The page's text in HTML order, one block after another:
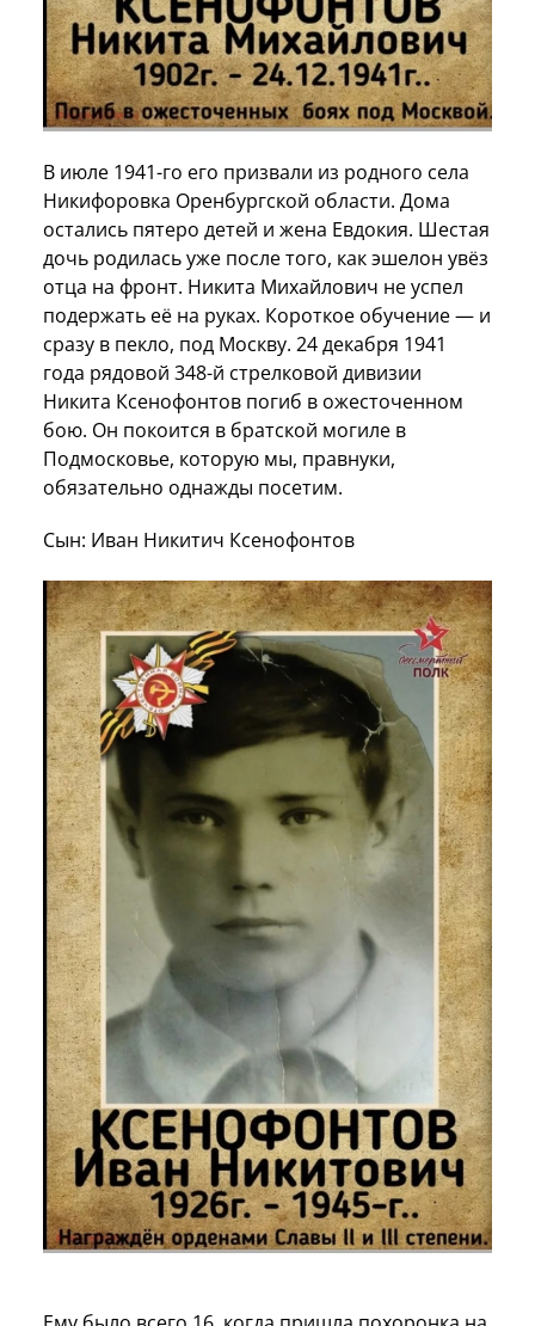
В июле 1941-го его призвали из родного села
Никифоровка Оренбургской области. Дома
остались пятеро детей и жена Евдокия. Шестая
дочь родилась уже после того, как эшелон увёз
отца на фронт. Никита Михайлович не успел
подержать её на руках. Короткое обучение — и
сразу в пекло, под Москву. 24 декабря 1941
года рядовой 348-й стрелковой дивизии
Никита Ксенофонтов погиб в ожесточенном
бою. Он покоится в братской могиле в
Подмосковье, которую мы, правнуки,
обязательно однажды посетим.
Сын: Иван Никитич Ксенофонтов